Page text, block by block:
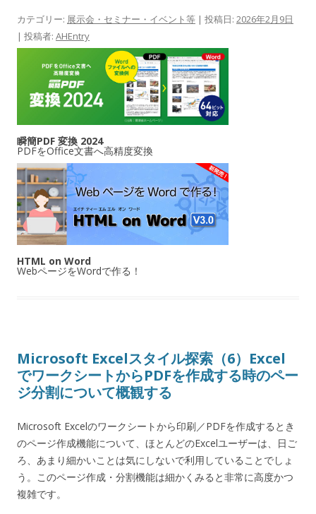
カテゴリー: 展示会・セミナー・イベント等 | 投稿日: 2026年2月9日
| 投稿者: AHEntry
瞬簡PDF 変換 2024
PDFをOffice文書へ高精度変換
HTML on Word
WebページをWordで作る！
Microsoft Excelスタイル探索（6）Excel
でワークシートからPDFを作成する時のペー
ジ分割について概観する
Microsoft Excelのワークシートから印刷／PDFを作成するとき
のページ作成機能について、ほとんどのExcelユーザーは、日ご
ろ、あまり細かいことは気にしないで利用していることでしょ
う。このページ作成・分割機能は細かくみると非常に高度かつ
複雑です。